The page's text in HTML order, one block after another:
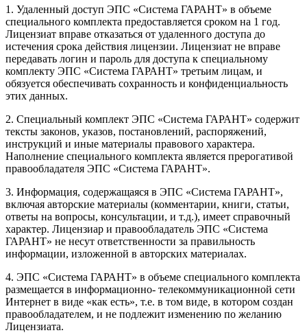
1. Удаленный доступ ЭПС «Система ГАРАНТ» в объеме
специального комплекта предоставляется сроком на 1 год.
Лицензиат вправе отказаться от удаленного доступа до
истечения срока действия лицензии. Лицензиат не вправе
передавать логин и пароль для доступа к специальному
комплекту ЭПС «Система ГАРАНТ» третьим лицам, и
обязуется обеспечивать сохранность и конфиденциальность
этих данных.
2. Специальный комплект ЭПС «Система ГАРАНТ» содержит
тексты законов, указов, постановлений, распоряжений,
инструкций и иные материалы правового характера.
Наполнение специального комплекта является прерогативой
правообладателя ЭПС «Система ГАРАНТ».
3. Информация, содержащаяся в ЭПС «Система ГАРАНТ»,
включая авторские материалы (комментарии, книги, статьи,
ответы на вопросы, консультации, и т.д.), имеет справочный
характер. Лицензиар и правообладатель ЭПС «Система
ГАРАНТ» не несут ответственности за правильность
информации, изложенной в авторских материалах.
4. ЭПС «Система ГАРАНТ» в объеме специального комплекта
размещается в информационно- телекоммуникационной сети
Интернет в виде «как есть», т.е. в том виде, в котором создан
правообладателем, и не подлежит изменению по желанию
Лицензиата.